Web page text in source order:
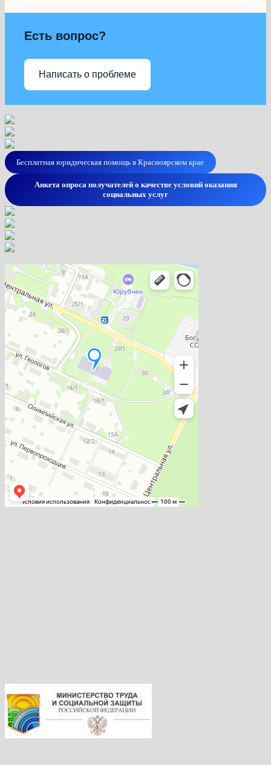
Есть вопрос?
Написать о проблеме
Бесплатная юридическая помощь в Красноярском крае
Анкета опроса получателей о качестве условий оказания
социальных услуг